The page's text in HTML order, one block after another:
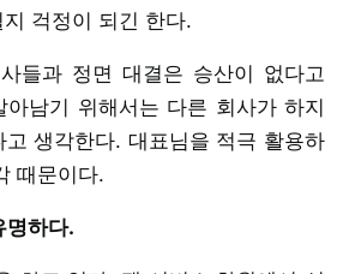
걱정이 되긴 한다.
들과 정면 대결은 승산이 없다고
남기 위해서는 다른 회사가 하지
생각한다. 대표님을 적극 활용하
때문이다.
명하다.